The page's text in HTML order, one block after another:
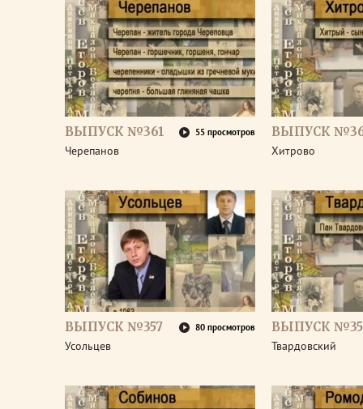
ВЫПУСК №361 55 просмотров
Черепанов
ВЫПУСК
Хитрово
ВЫПУСК №357 80 просмотров
Усольцев
ВЫПУСК
Твардовский